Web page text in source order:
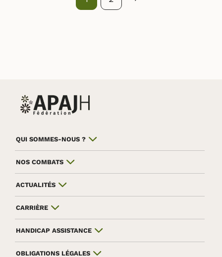
QUI SOMMES-NOUS ?
NOS COMBATS
ACTUALITÉS
CARRIÈRE
HANDICAP ASSISTANCE
OBLIGATIONS LÉGALES